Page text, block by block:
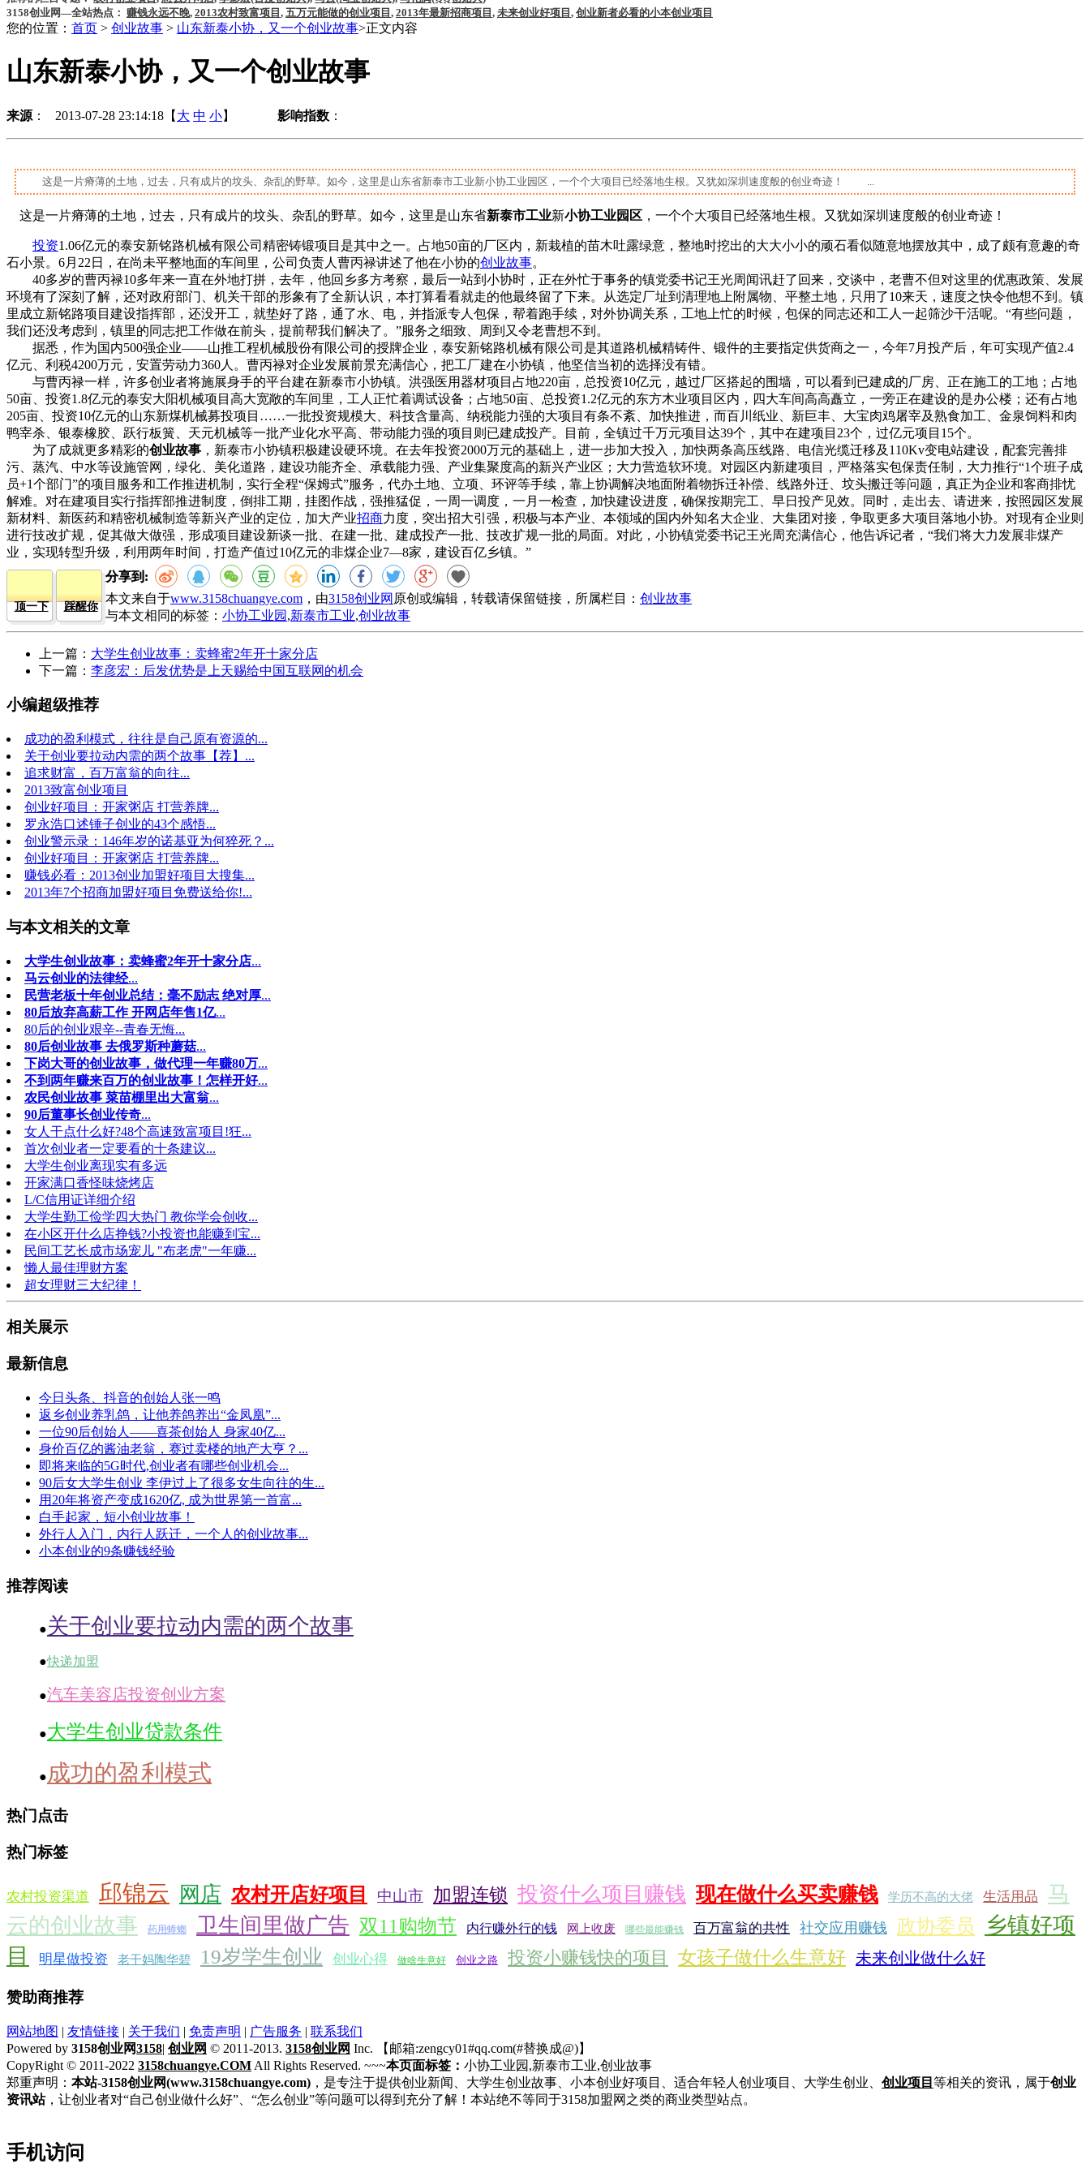
3158创业网—全站热点： 赚钱永远不晚, 2013农村致富项目 , 五万元能做的创业项目 , 2013年最新招商项目 , 未来创业好项目 , 创业新者必看的小本创业项目
您的位置： 首页 > 创业故事 > 山东新泰小协，又一个创业故事>正文内容
山东新泰小协，又一个创业故事
来源 ： 2013-07-28 23:14:18【 大 中 小】 影响指数 ：
这是一片瘠薄的土地，过去，只有成片的坟头、杂乱的野草。如今，这里是山东省新泰市工业新小协工业园区，一个个大项目已经落地生根。又犹如深圳速度般的创业奇迹！ ...
这是一片瘠薄的土地，过去，只有成片的坟头、杂乱的野草。如今，这里是山东省新泰市工业新小协工业园区 ，一个个大项目已经落地生根。又犹如深圳速度般的创业奇迹！
投资1.06亿元的泰安新铭路机械有限公司精密铸锻项目是其中之一。占地50亩的厂区内，新栽植的苗木吐露绿意，整地时挖出的大大小小的顽石看似随意地摆放其中，成了颇有意趣的奇
石小景。6月22日，在尚未平整地面的车间里，公司负责人曹丙禄讲述了他在小协的创业故事。
40多岁的曹丙禄10多年来一直在外地打拼，去年，他回乡多方考察，最后一站到小协时，正在外忙于事务的镇党委书记王光周闻讯赶了回来，交谈中，老曹不但对这里的优惠政策、发展
环境有了深刻了解，还对政府部门、机关干部的形象有了全新认识，本打算看看就走的他最终留了下来。从选定厂址到清理地上附属物、平整土地，只用了10来天，速度之快令他想不到。镇
里成立新铭路项目建设指挥部，还没开工，就垫好了路，通了水、电，并指派专人包保，帮着跑手续，对外协调关系，工地上忙的时候，包保的同志还和工人一起筛沙干活呢。“有些问题，
我们还没考虑到，镇里的同志把工作做在前头，提前帮我们解决了。”服务之细致、周到又令老曹想不到。
据悉，作为国内500强企业——山推工程机械股份有限公司的授牌企业，泰安新铭路机械有限公司是其道路机械精铸件、锻件的主要指定供货商之一，今年7月投产后，年可实现产值2.4
亿元、利税4200万元，安置劳动力360人。曹丙禄对企业发展前景充满信心，把工厂建在小协镇，他坚信当初的选择没有错。
与曹丙禄一样，许多创业者将施展身手的平台建在新泰市小协镇。洪强医用器材项目占地220亩，总投资10亿元，越过厂区搭起的围墙，可以看到已建成的厂房、正在施工的工地；占地
50亩、投资1.8亿元的泰安大阳机械项目高大宽敞的车间里，工人正忙着调试设备；占地50亩、总投资1.2亿元的东方木业项目区内，四大车间高高矗立，一旁正在建设的是办公楼；还有占地
205亩、投资10亿元的山东新煤机械募投项目……一批投资规模大、科技含量高、纳税能力强的大项目有条不紊、加快推进，而百川纸业、新巨丰、大宝肉鸡屠宰及熟食加工、金泉饲料和肉
鸭宰杀、银泰橡胶、跃行板簧、天元机械等一批产业化水平高、带动能力强的项目则已建成投产。目前，全镇过千万元项目达39个，其中在建项目23个，过亿元项目15个。
为了成就更多精彩的创业故事 ，新泰市小协镇积极建设硬环境。在去年投资2000万元的基础上，进一步加大投入，加快两条高压线路、电信光缆迁移及110Kv变电站建设，配套完善排
污、蒸汽、中水等设施管网，绿化、美化道路，建设功能齐全、承载能力强、产业集聚度高的新兴产业区；大力营造软环境。对园区内新建项目，严格落实包保责任制，大力推行“1个班子成
员+1个部门”的项目服务和工作推进机制，实行全程“保姆式”服务，代办土地、立项、环评等手续，靠上协调解决地面附着物拆迁补偿、线路外迁、坟头搬迁等问题，真正为企业和客商排忧
解难。对在建项目实行指挥部推进制度，倒排工期，挂图作战，强推猛促，一周一调度，一月一检查，加快建设进度，确保按期完工、早日投产见效。同时，走出去、请进来，按照园区发展
新材料、新医药和精密机械制造等新兴产业的定位，加大产业招商力度，突出招大引强，积极与本产业、本领域的国内外知名大企业、大集团对接，争取更多大项目落地小协。对现有企业则
进行技改扩规，促其做大做强，形成项目建设新谈一批、在建一批、建成投产一批、技改扩规一批的局面。对此，小协镇党委书记王光周充满信心，他告诉记者，“我们将大力发展非煤产
业，实现转型升级，利用两年时间，打造产值过10亿元的非煤企业7—8家，建设百亿乡镇。”
顶一下 踩醒你
分享到:
本文来自于www.3158chuangye.com ，由3158创业网 原创或编辑，转载请保留链接，所属栏目： 创业故事
与本文相同的标签： 小协工业园 ,新泰市工业,创业故事
上一篇： 大学生创业故事：卖蜂蜜2年开十家分店
下一篇： 李彦宏：后发优势是上天赐给中国互联网的机会
小编超级推荐
成功的盈利模式，往往是自己原有资源的...
关于创业要拉动内需的两个故事【荐】...
追求财富，百万富翁的向往...
2013致富创业项目
创业好项目：开家粥店 打营养牌...
罗永浩口述锤子创业的43个感悟...
创业警示录：146年岁的诺基亚为何猝死？...
创业好项目：开家粥店 打营养牌...
赚钱必看：2013创业加盟好项目大搜集...
2013年7个招商加盟好项目免费送给你!...
与本文相关的文章
大学生创业故事：卖蜂蜜2年开十家分店...
马云创业的法律经...
民营老板十年创业总结：毫不励志 绝对厚...
80后放弃高薪工作 开网店年售1亿...
80后的创业艰辛--青春无悔...
80后创业故事 去俄罗斯种蘑菇...
下岗大哥的创业故事，做代理一年赚80万...
不到两年赚来百万的创业故事！怎样开好...
农民创业故事 菜苗棚里出大富翁...
90后董事长创业传奇...
女人干点什么好?48个高速致富项目!狂...
首次创业者一定要看的十条建议...
大学生创业离现实有多远
开家满口香怪味烧烤店
L/C信用证详细介绍
大学生勤工俭学四大热门 教你学会创收...
在小区开什么店挣钱?小投资也能赚到宝...
民间工艺长成市场宠儿 "布老虎"一年赚...
懒人最佳理财方案
超女理财三大纪律！
相关展示
最新信息
今日头条、抖音的创始人张一鸣
返乡创业养乳鸽，让他养鸽养出“金凤凰”...
一位90后创始人——喜茶创始人 身家40亿...
身价百亿的酱油老翁，赛过卖楼的地产大亨？...
即将来临的5G时代,创业者有哪些创业机会...
90后女大学生创业 李伊过上了很多女生向往的生...
用20年将资产变成1620亿, 成为世界第一首富...
白手起家，短小创业故事！
外行人入门，内行人跃迁，一个人的创业故事...
小本创业的9条赚钱经验
推荐阅读
●关于创业要拉动内需的两个故事
●快递加盟
●汽车美容店投资创业方案
●大学生创业贷款条件
● 成功的盈利模式
热门点击
热门标签
农村投资渠道 邱锦云 网店 农村开店好项目 中山市 加盟连锁 投资什么项目赚钱 现在做什么买卖赚钱 学历不高的大佬 生活用品
马
云的创业故事
药用蟑螂 卫生间里做广告 双11购物节 内行赚外行的钱 网上收废 哪些最能赚钱 百万富翁的共性 社交应用赚钱 政协委员
乡镇好项
目
明星做投资 老干妈陶华碧 19岁学生创业 创业心得 做啥生意好 创业之路 投资小赚钱快的项目 女孩子做什么生意好 未来创业做什么好
赞助商推荐
网站地图 | 友情链接 | 关于我们 | 免责声明 | 广告服务 | 联系我们
Powered by 3158创业网3158| 创业网 © 2011-2013. 3158创业网 Inc.
【邮箱:zengcy01#qq.com(#替换成@)】
CopyRight © 2011-2022 3158chuangye.COM All Rights Reserved. ~~~本页面标签： 小协工业园,新泰市工业,创业故事
郑重声明： 本站-3158创业网(www.3158chuangye.com) ，是专注于提供创业新闻、大学生创业故事、小本创业好项目、适合年轻人创业项目、大学生创业、 创业项目 等相关的资讯，属于创业
资讯站，让创业者对“自己创业做什么好”、“怎么创业”等问题可以得到充分了解！本站绝不等同于3158加盟网之类的商业类型站点。
手机访问